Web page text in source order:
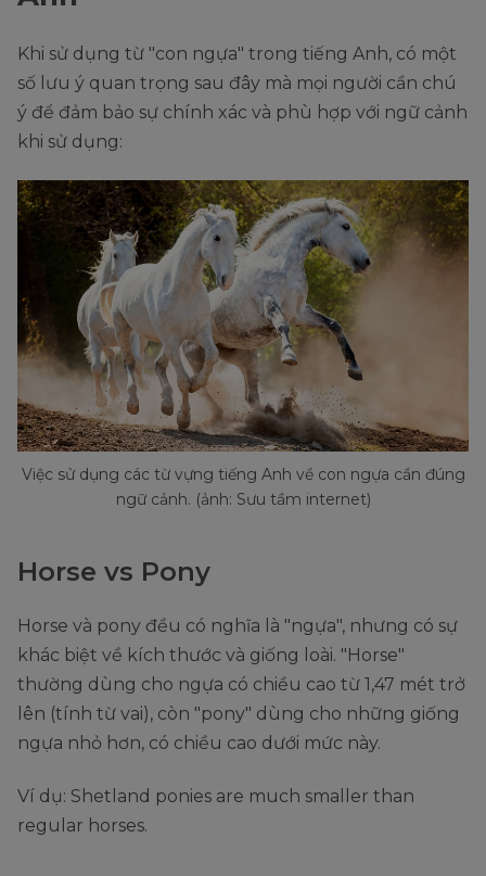
Khi sử dụng từ "con ngựa" trong tiếng Anh, có một
số lưu ý quan trọng sau đây mà mọi người cần chú
ý để đảm bảo sự chính xác và phù hợp với ngữ cảnh
khi sử dụng:
Việc sử dụng các từ vựng tiếng Anh về con ngựa cần đúng
ngữ cảnh. (ảnh: Sưu tầm internet)
Horse vs Pony
Horse và pony đều có nghĩa là "ngựa", nhưng có sự
khác biệt về kích thước và giống loài. "Horse"
thường dùng cho ngựa có chiều cao từ 1,47 mét trở
lên (tính từ vai), còn "pony" dùng cho những giống
ngựa nhỏ hơn, có chiều cao dưới mức này.
Ví dụ: Shetland ponies are much smaller than
regular horses.